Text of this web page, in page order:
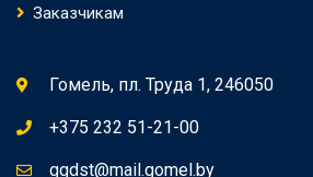
Заказчикам
Гомель, пл. Труда 1, 246050
+375 232 51-21-00
ggdst@mail.gomel.by